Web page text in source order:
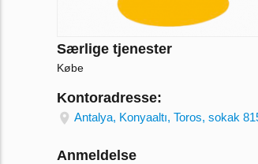
Særlige tjenester
Købe
Kontoradresse:
Antalya, Konyaaltı, Toros, sokak
Anmeldelse